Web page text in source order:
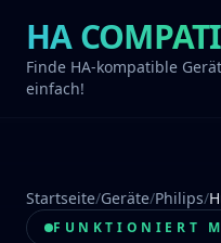
HA
Finde HA-kompatible
einfach!
Startseite/Geräte/Philips/
FUNKTIONIERT